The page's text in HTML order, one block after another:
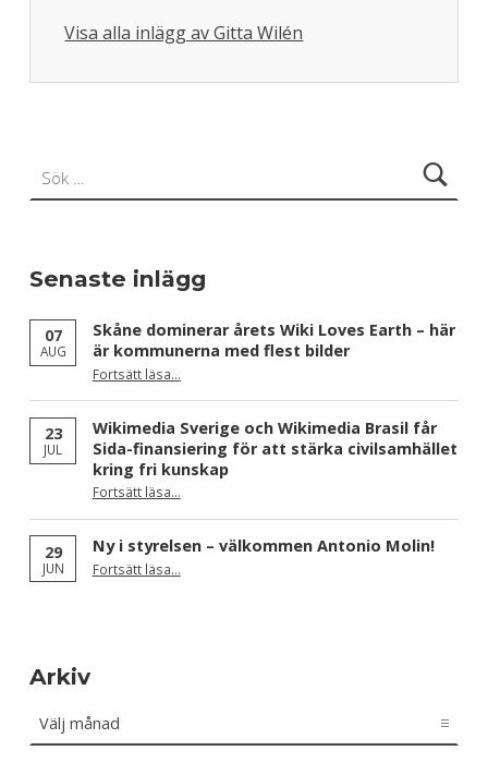
Visa alla inlägg av Gitta Wilén
Skip back to main navigation
Senaste inlägg
07
AUG
Skåne dominerar årets Wiki Loves Earth – här
är kommunerna med flest bilder
Fortsätt läsa“Skåne dominerar årets Wiki Loves Earth – här är kommunerna med flest bilder”
…
23
JUL
Wikimedia Sverige och Wikimedia Brasil får
Sida-finansiering för att stärka civilsamhället
kring fri kunskap
Fortsätt läsa“Wikimedia Sverige och Wikimedia Brasil får Sida-finansiering för att stärka civilsamhället kring fri kunskap”
…
29
JUN
Ny i styrelsen – välkommen Antonio Molin!
Fortsätt läsa“Ny i styrelsen – välkommen Antonio Molin!”
…
Arkiv